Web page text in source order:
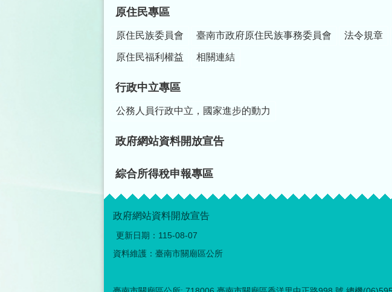
原住民專區
原住民族委員會 臺南市政府原住民族事務委員會 法令規章
原住民福利權益 相關連結
行政中立專區
公務人員行政中立，國家進步的動力
政府網站資料開放宣告
綜合所得稅申報專區
政府網站資料開放宣告
更新日期： 115-08-07
資料維護：臺南市關廟區公所